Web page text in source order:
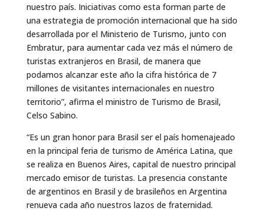
nuestro país. Iniciativas como esta forman parte de
una estrategia de promoción internacional que ha sido
desarrollada por el Ministerio de Turismo, junto con
Embratur, para aumentar cada vez más el número de
turistas extranjeros en Brasil, de manera que
podamos alcanzar este año la cifra histórica de 7
millones de visitantes internacionales en nuestro
territorio”, afirma el ministro de Turismo de Brasil,
Celso Sabino.
“Es un gran honor para Brasil ser el país homenajeado
en la principal feria de turismo de América Latina, que
se realiza en Buenos Aires, capital de nuestro principal
mercado emisor de turistas. La presencia constante
de argentinos en Brasil y de brasileños en Argentina
renueva cada año nuestros lazos de fraternidad.